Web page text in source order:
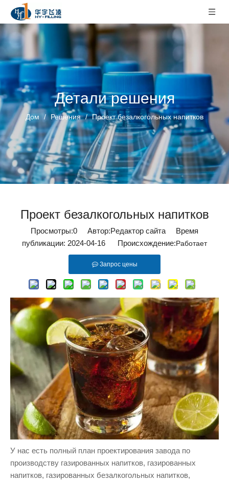
Детали решения
Дом / Решения / Проект безалкогольных напитков
Проект безалкогольных напитков
Просмотры:0 Автор:Pедактор сайта Время
публикации: 2024-04-16 Происхождение:Работает
Запрос цены
У нас есть полный план проектирования завода по
производству газированных напитков, газированных
напитков, газированных безалкогольных напитков,